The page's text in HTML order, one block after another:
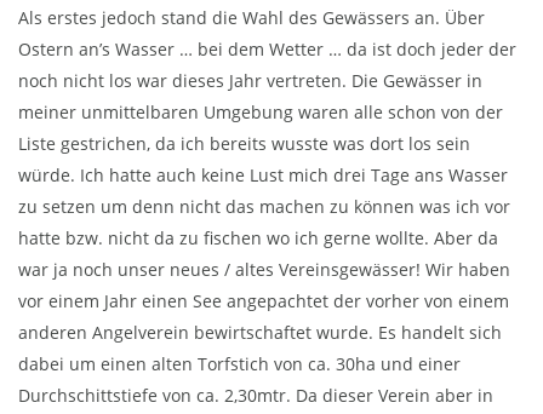
Als erstes jedoch stand die Wahl des Gewässers an. Über
Ostern an’s Wasser … bei dem Wetter … da ist doch jeder der
noch nicht los war dieses Jahr vertreten. Die Gewässer in
meiner unmittelbaren Umgebung waren alle schon von der
Liste gestrichen, da ich bereits wusste was dort los sein
würde. Ich hatte auch keine Lust mich drei Tage ans Wasser
zu setzen um denn nicht das machen zu können was ich vor
hatte bzw. nicht da zu fischen wo ich gerne wollte. Aber da
war ja noch unser neues / altes Vereinsgewässer! Wir haben
vor einem Jahr einen See angepachtet der vorher von einem
anderen Angelverein bewirtschaftet wurde. Es handelt sich
dabei um einen alten Torfstich von ca. 30ha und einer
Durchschittstiefe von ca. 2,30mtr. Da dieser Verein aber in